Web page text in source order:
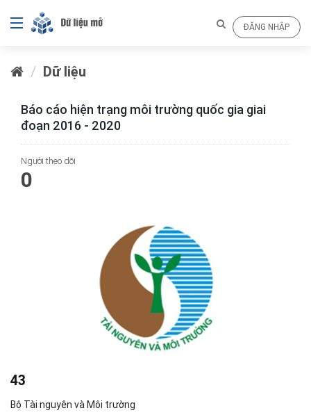
ĐĂNG NHẬP
Dữ liệu
Báo cáo hiện trạng môi trường quốc gia giai
đoạn 2016 - 2020
Người theo dõi
0
43
Bộ Tài nguyên và Môi trường